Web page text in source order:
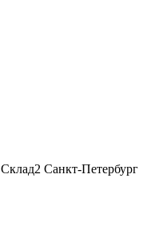
Склад2 Санкт-Петербург